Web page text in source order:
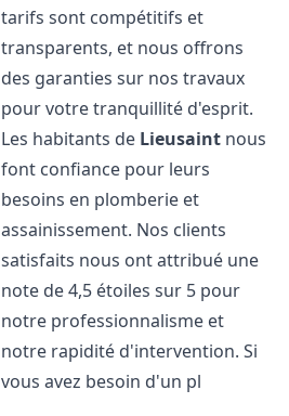
tarifs sont compétitifs et
transparents, et nous offrons
des garanties sur nos travaux
pour votre tranquillité d'esprit.
Les habitants de Lieusaint nous
font confiance pour leurs
besoins en plomberie et
assainissement. Nos clients
satisfaits nous ont attribué une
note de 4,5 étoiles sur 5 pour
notre professionnalisme et
notre rapidité d'intervention. Si
vous avez besoin d'un pl